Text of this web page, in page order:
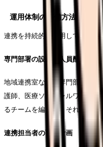
運用体制の整備方法
連携を持続的に運用していくた
専門部署の設置と人員配置
地域連携室などの専門部署を
護師、医療ソーシャルワーカ
るチームを編成し、それぞれの
連携担当者の育成計画